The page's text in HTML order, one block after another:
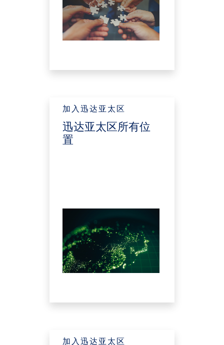
加入迅达亚太区
迅达亚太区所有位
置
加入迅达亚太区